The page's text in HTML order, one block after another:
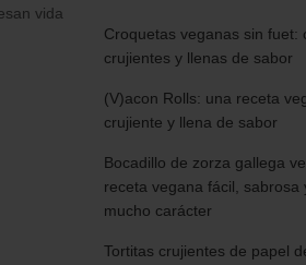
vida
Croquetas veganas sin fuet:
crujientes y llenas de sabor
(V)acon Rolls: una receta
crujiente y llena de sabor
Bocadillo de zorza gallega
receta vegana fácil, sabrosa
mucho carácter
Tortitas crujientes de papel